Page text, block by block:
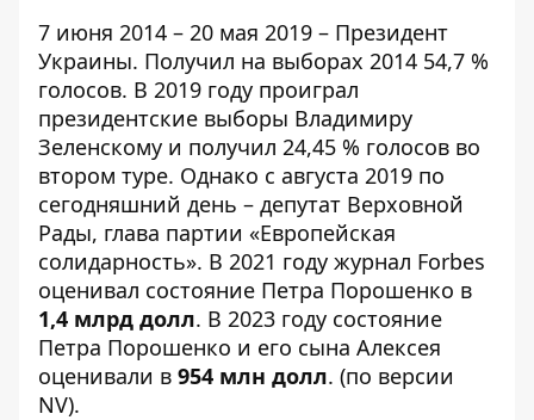
7 июня 2014 – 20 мая 2019 – Президент
Украины. Получил на выборах 2014 54,7 %
голосов. В 2019 году проиграл
президентские выборы Владимиру
Зеленскому и получил 24,45 % голосов во
втором туре. Однако с августа 2019 по
сегодняшний день – депутат Верховной
Рады, глава партии «Европейская
солидарность». В 2021 году журнал Forbes
оценивал состояние Петра Порошенко в
1,4 млрд долл. В 2023 году состояние
Петра Порошенко и его сына Алексея
оценивали в 954 млн долл. (по версии
NV).